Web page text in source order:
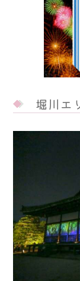
堀川エ